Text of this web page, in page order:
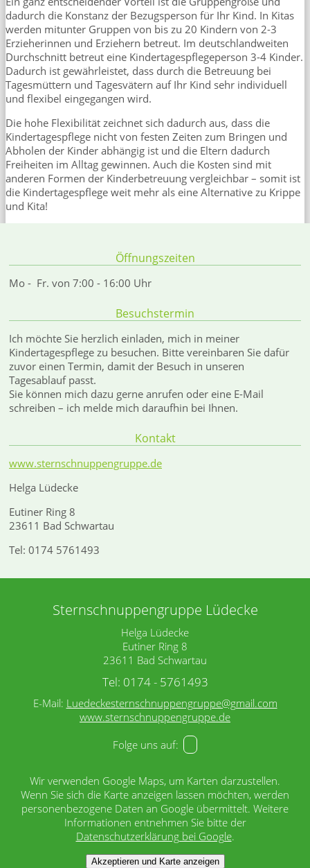
dadurch die Konstanz der Bezugsperson für Ihr Kind. In Kitas
werden mitunter Gruppen von bis zu 20 Kindern von 2-3
Erzieherinnen und Erziehern betreut. Im deutschlandweiten
Durchschnitt betreut eine Kindertagespflegeperson 3-4 Kinder.
Dadurch ist gewährleistet, dass durch die Betreuung bei
Tagesmüttern und Tagesvätern auf Ihr Kind sehr individuell
und flexibel eingegangen wird.
Die hohe Flexibilität zeichnet sich dadurch aus, dass die
Kindertagespflege nicht von festen Zeiten zum Bringen und
Abholen der Kinder abhängig ist und die Eltern dadurch
Freiheiten im Alltag gewinnen. Auch die Kosten sind mit
anderen Formen der Kinderbetreuung vergleichbar – somit ist
die Kindertagespflege weit mehr als eine Alternative zu Krippe
und Kita!
Öffnungszeiten
Mo - Fr. von 7:00 - 16:00 Uhr
Besuchstermin
Ich möchte Sie herzlich einladen, mich in meiner
Kindertagespflege zu besuchen. Bitte vereinbaren Sie dafür
zuvor einen Termin, damit der Besuch in unseren
Tagesablauf passt.
Sie können mich dazu gerne anrufen oder eine E-Mail
schreiben – ich melde mich daraufhin bei Ihnen.
Kontakt
www.sternschnuppengruppe.de
Helga Lüdecke
Eutiner Ring 8
23611 Bad Schwartau
Tel: 0174 5761493
Sternschnuppengruppe Lüdecke
Helga Lüdecke
Eutiner Ring 8
23611 Bad Schwartau
Tel: 0174 - 5761493
E-Mail: Luedeckesternschnuppengruppe@gmail.com
www.sternschnuppengruppe.de
Folge uns auf:
Wir verwenden Google Maps, um Karten darzustellen.
Wenn Sie sich die Karte anzeigen lassen möchten, werden
personenbezogene Daten an Google übermittelt. Weitere
Informationen entnehmen Sie bitte der
Datenschutzerklärung bei Google.
Akzeptieren und Karte anzeigen